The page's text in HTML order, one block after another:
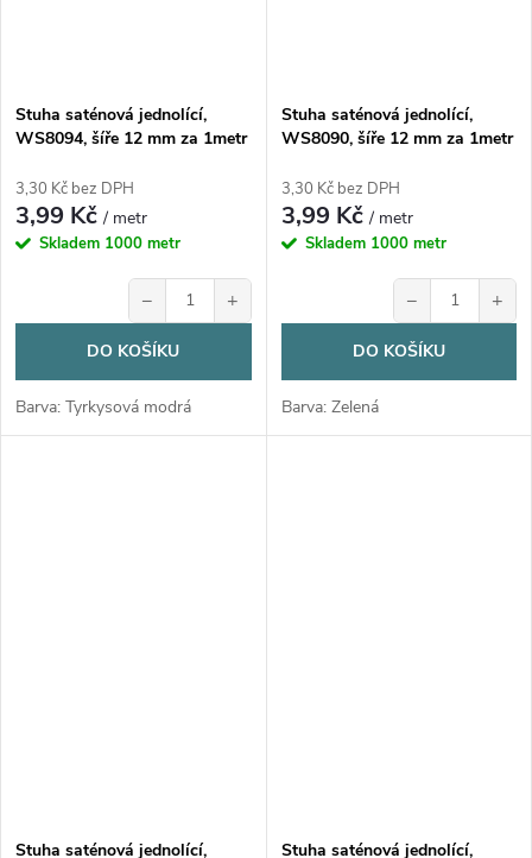
Stuha saténová jednolící,
WS8094, šíře 12 mm za 1metr
3,30 Kč bez DPH
3,99 Kč/ metr
Skladem 1000 metr
− +
DO KOŠÍKU
Barva: Tyrkysová modrá
Stuha saténová jednolící,
WS8090, šíře 12 mm za 1metr
3,30 Kč bez DPH
3,99 Kč/ metr
Skladem 1000 metr
− +
DO KOŠÍKU
Barva: Zelená
Stuha saténová jednolící, Stuha saténová jednolící,